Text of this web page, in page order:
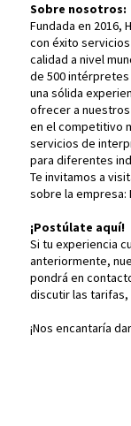
Sobre nosotros:
Fundada en 2016,
con éxito
calidad a nivel
de 500
una sólida
ofrecer a
en el competitivo
servicios de
para diferentes
Te invitamos a
sobre la empresa:
¡Postúlate aquí!
Si tu experiencia
anteriormente,
pondrá en
discutir las
¡Nos encantaría